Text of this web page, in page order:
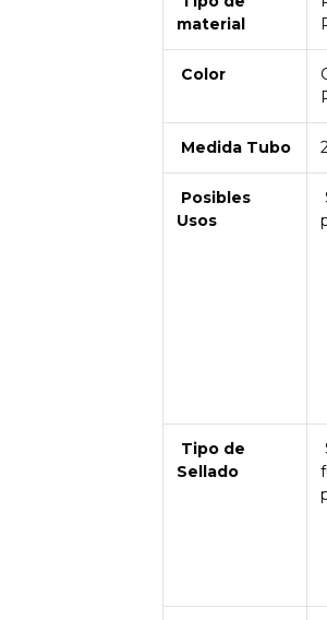
material
Color
Medida Tubo
Posibles
Usos
Tipo de
Sellado